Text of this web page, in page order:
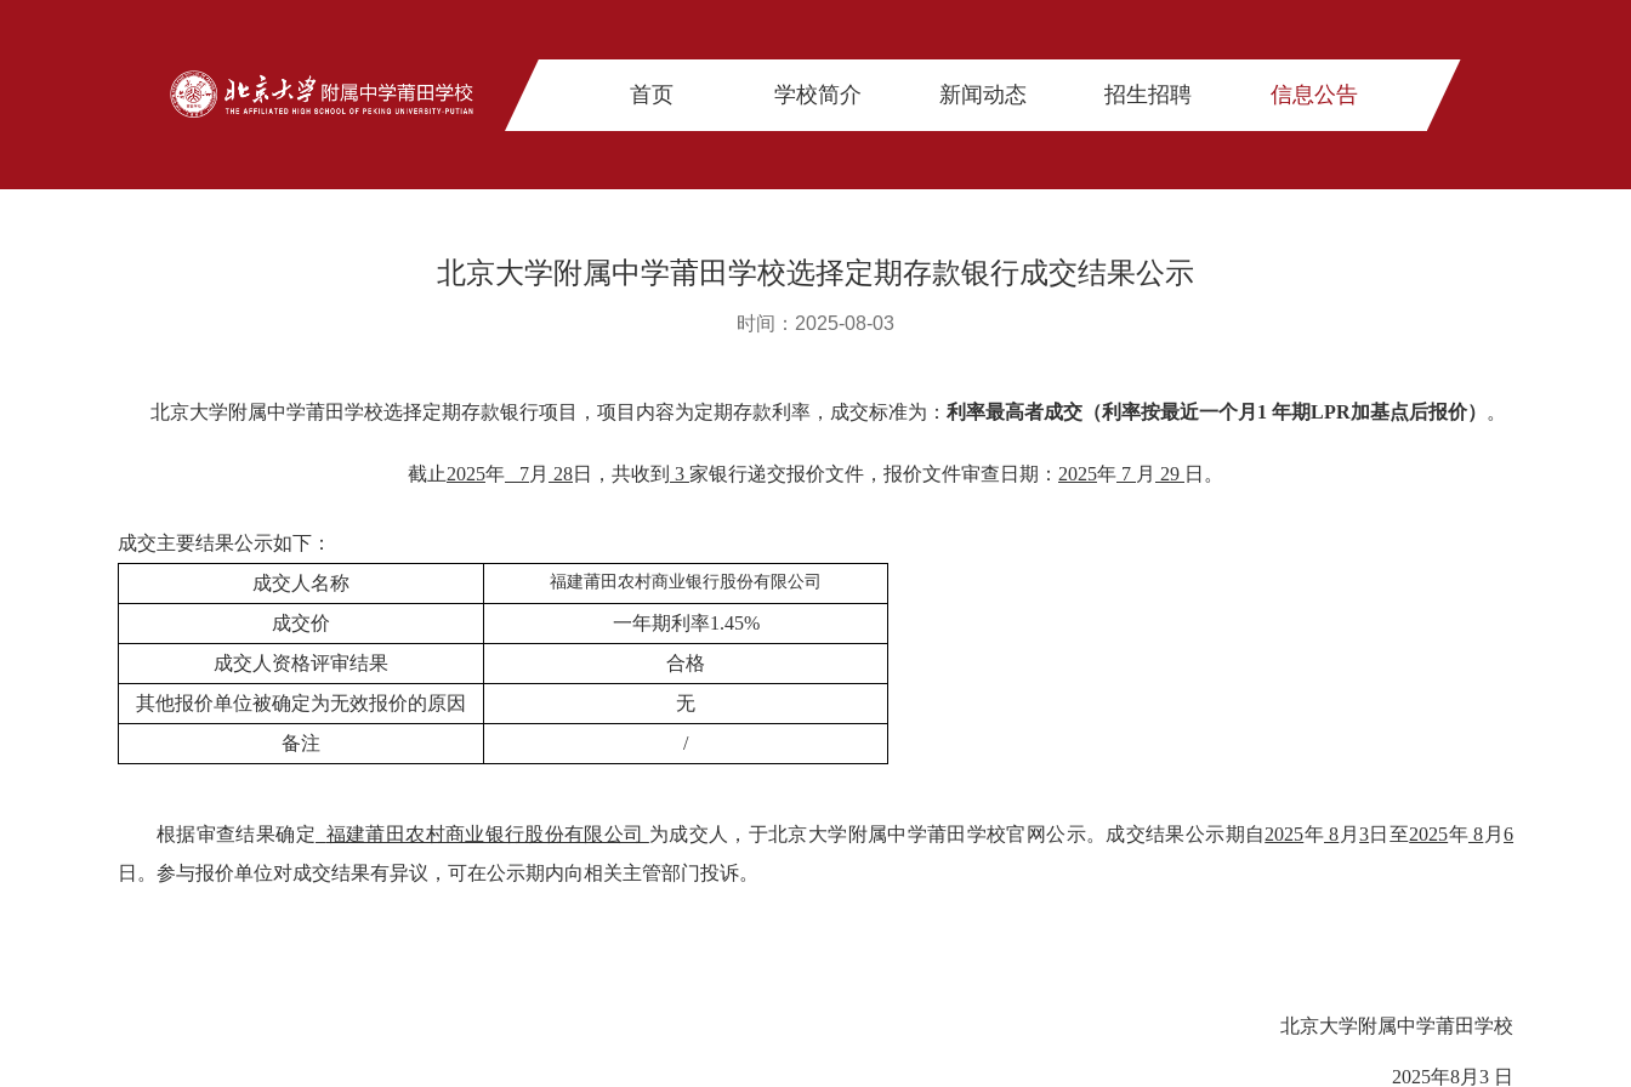
首页 学校简介 新闻动态 招生招聘 信息公告
北京大学附属中学莆田学校选择定期存款银行成交结果公示
时间：2025-08-03
北京大学附属中学莆田学校选择定期存款银行项目，项目内容为定期存款利率，成交标准为： 利率最高者成交（利率按最近一个月1 年期LPR加基点后报价） 。
截止2025年 7月 28日，共收到 3 家银行递交报价文件，报价文件审查日期： 2025年 7 月 29 日。
成交主要结果公示如下：
成交人名称
福建莆田农村商业银行股份有限公司
成交价 一年期利率1.45%
成交人资格评审结果
合格
其他报价单位被确定为无效报价的原因
无
备注
/
根据审查结果确定 福建莆田农村商业银行股份有限公司 为成交人，于北京大学附属中学莆田学校官网公示。成交结果公示期自2025年 8月3日至2025年8月6
日。参与报价单位对成交结果有异议，可在公示期内向相关主管部门投诉。
北京大学附属中学莆田学校
2025年8月 3 日